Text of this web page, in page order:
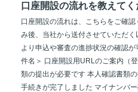
口座開設の流れを教えてく
口座開設の流れは、こちらをご確
み後、当社から送付させていただく
より申込や審査の進捗状況の確認
件名＞ 口座開設用URLのご案内（
類の提出が必要です 本人確認書類
手続きが完了しました マイナンバ